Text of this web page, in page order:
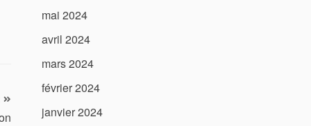
mai 2024
avril 2024
mars 2024
février 2024
janvier 2024